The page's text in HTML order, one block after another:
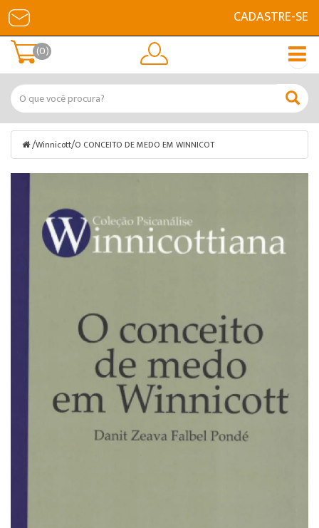
CADASTRE-SE
(0)
/Winnicott/O CONCEITO DE MEDO EM WINNICOT